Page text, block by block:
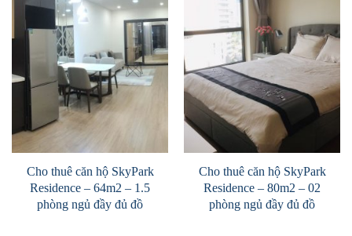
Add to
Wishlist
Cho thuê căn hộ SkyPark
Residence – 64m2 – 1.5
phòng ngủ đầy đủ đồ
Add to
Wishlist
Cho thuê căn hộ SkyPark
Residence – 80m2 – 02
phòng ngủ đầy đủ đồ